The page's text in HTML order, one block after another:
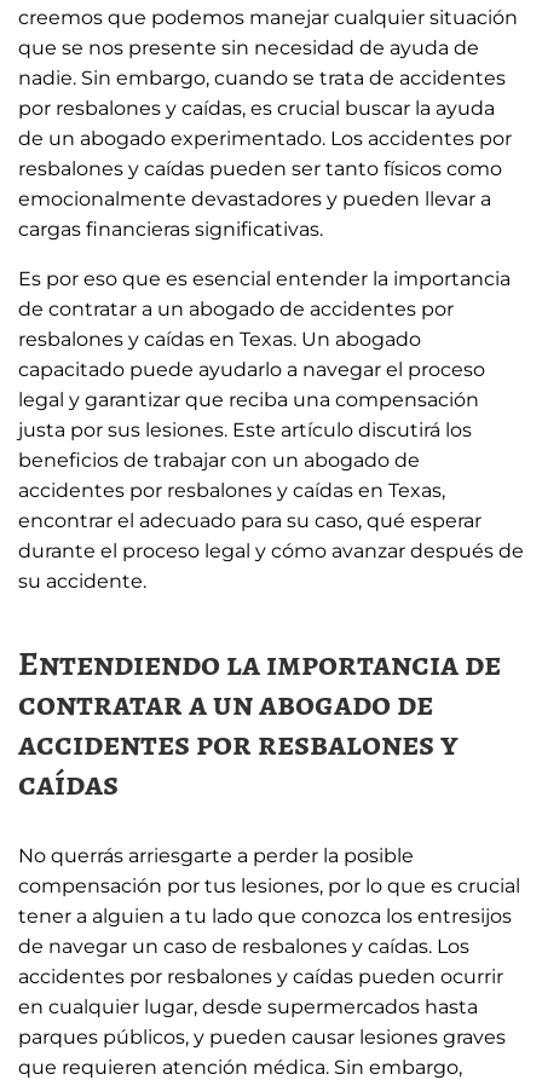
creemos que podemos manejar cualquier situación
que se nos presente sin necesidad de ayuda de
nadie. Sin embargo, cuando se trata de accidentes
por resbalones y caídas, es crucial buscar la ayuda
de un abogado experimentado. Los accidentes por
resbalones y caídas pueden ser tanto físicos como
emocionalmente devastadores y pueden llevar a
cargas financieras significativas.
Es por eso que es esencial entender la importancia
de contratar a un abogado de accidentes por
resbalones y caídas en Texas. Un abogado
capacitado puede ayudarlo a navegar el proceso
legal y garantizar que reciba una compensación
justa por sus lesiones. Este artículo discutirá los
beneficios de trabajar con un abogado de
accidentes por resbalones y caídas en Texas,
encontrar el adecuado para su caso, qué esperar
durante el proceso legal y cómo avanzar después de
su accidente.
Entendiendo la importancia de
contratar a un abogado de
accidentes por resbalones y
caídas
No querrás arriesgarte a perder la posible
compensación por tus lesiones, por lo que es crucial
tener a alguien a tu lado que conozca los entresijos
de navegar un caso de resbalones y caídas. Los
accidentes por resbalones y caídas pueden ocurrir
en cualquier lugar, desde supermercados hasta
parques públicos, y pueden causar lesiones graves
que requieren atención médica. Sin embargo,